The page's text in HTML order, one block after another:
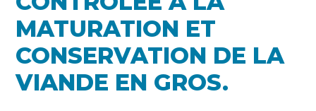
MATURATION ET
CONSERVATION DE LA
VIANDE EN GROS.